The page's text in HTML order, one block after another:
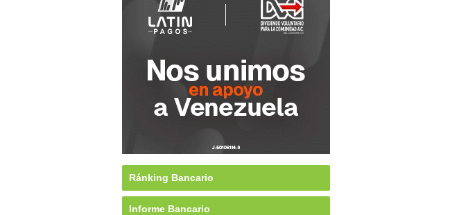
Ránking Bancario
Informe Bancario